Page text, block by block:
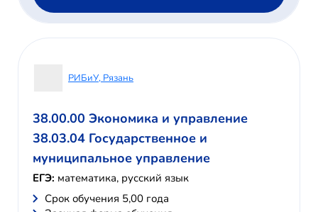
РИБиУ, Рязань
38.00.00 Экономика и управление
38.03.04 Государственное и
муниципальное управление
ЕГЭ: математика, русский язык
Cрок обучения 5,00 года